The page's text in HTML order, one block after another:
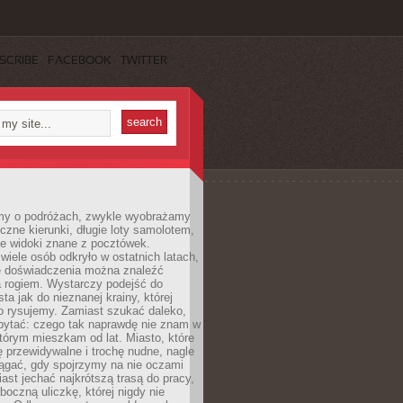
FACEBOOK TWITTER
o podróżach, zwykle wyobrażamy
kierunki, długie loty samolotem,
widoki znane z pocztówek.
osób odkryło w ostatnich latach,
doświadczenia można znaleźć
rogiem. Wystarczy podejść do
jak do nieznanej krainy, której
rysujemy. Zamiast szukać daleko,
czego tak naprawdę nie znam w
mieszkam od lat. Miasto, które
przewidywalne i trochę nudne, nagle
gdy spojrzymy na nie oczami
jechać najkrótszą trasą do pracy,
uliczkę, której nigdy nie